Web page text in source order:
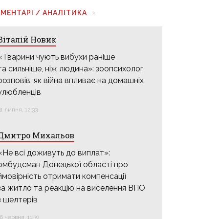
/ АНАЛІТИКА
Новик
чують вибухи раніше
сильніше, ніж людина»: зоопсихолог
як війна впливає на домашніх
липня, 12:33
Михальов
всі доживуть до виплат»:
Донецької області про
отримати компенсації
житло та реакцію на виселення ВПО
шелтерів
червня, 11:39